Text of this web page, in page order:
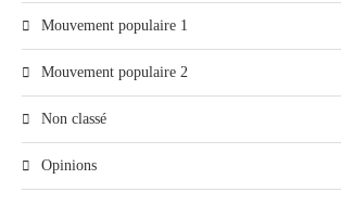
Mouvement populaire 1
Mouvement populaire 2
Non classé
Opinions